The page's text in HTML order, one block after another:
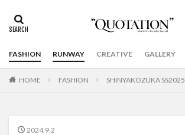
FASHION RUNWAY CREATIVE GALLERY
HOME FASHION SHINYAKOZUKA SS2025
2024.9.2